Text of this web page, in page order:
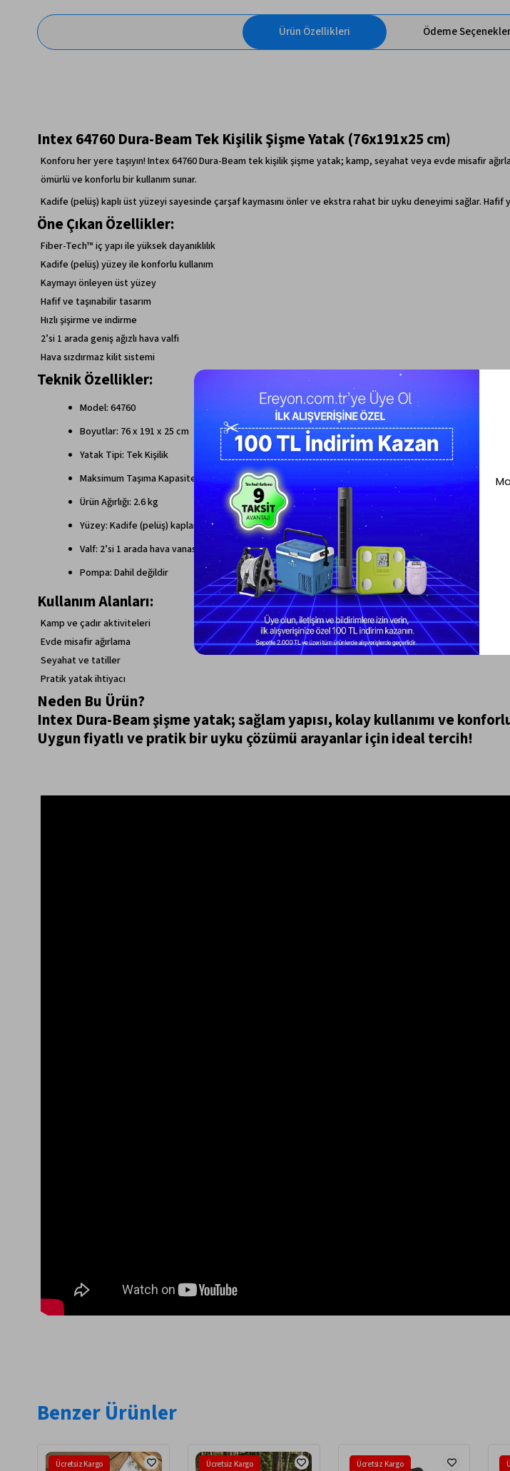
Ürün Özellikleri Ödeme
Intex 64760 Dura-Beam Tek Kişilik Şişme Yatak (76x191x25 cm)
Konforu her yere taşıyın! Intex 64760 Dura-Beam tek kişilik şişme yatak; kamp, seyahat veya evde misafir
ömürlü ve konforlu bir kullanım sunar.
Kadife (pelüş) kaplı üst yüzeyi sayesinde çarşaf kaymasını önler ve ekstra rahat bir uyku deneyimi sağlar.
Öne Çıkan Özellikler:
Fiber-Tech™ iç yapı ile yüksek dayanıklılık
Kadife (pelüş) yüzey ile konforlu kullanım
Kaymayı önleyen üst yüzey
Hafif ve taşınabilir tasarım
Hızlı şişirme ve indirme
2’si 1 arada geniş ağızlı hava valfi
Hava sızdırmaz kilit sistemi
Teknik Özellikler:
Model: 64760
Boyutlar: 76 x 191 x 25 cm
Yatak Tipi: Tek Kişilik
Maksimum Taşıma Kapasitesi: 136 kg
Ürün Ağırlığı: 2.6 kg
Yüzey: Kadife (pelüş) kaplama
Valf: 2’si 1 arada hava vanası
Pompa: Dahil değildir
Kullanım Alanları:
Kamp ve çadır aktiviteleri
Evde misafir ağırlama
Seyahat ve tatiller
Pratik yatak ihtiyacı
Neden Bu Ürün?
Intex Dura-Beam şişme yatak; sağlam yapısı, kolay kullanımı ve
Uygun fiyatlı ve pratik bir uyku çözümü arayanlar için ideal tercih!
Benzer Ürünler
Ücretsiz Kargo Ücretsiz Kargo Ücretsiz Kargo